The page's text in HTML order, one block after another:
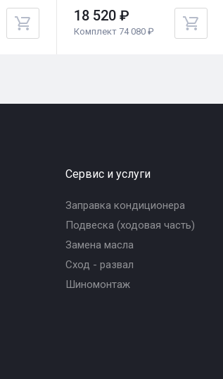
18 520 ₽
Комплект 74 080 ₽
Сервис и услуги
Заправка кондиционера
Подвеска (ходовая часть)
Замена масла
Сход - развал
Шиномонтаж